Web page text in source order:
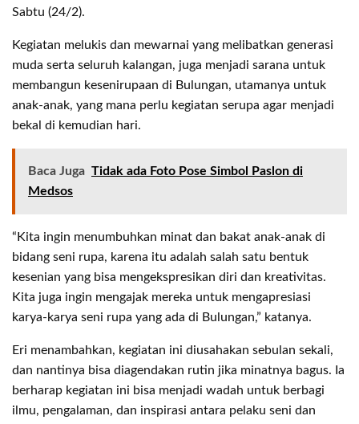
Sabtu (24/2).
Kegiatan melukis dan mewarnai yang melibatkan generasi
muda serta seluruh kalangan, juga menjadi sarana untuk
membangun kesenirupaan di Bulungan, utamanya untuk
anak-anak, yang mana perlu kegiatan serupa agar menjadi
bekal di kemudian hari.
Baca Juga Tidak ada Foto Pose Simbol Paslon di
Medsos
“Kita ingin menumbuhkan minat dan bakat anak-anak di
bidang seni rupa, karena itu adalah salah satu bentuk
kesenian yang bisa mengekspresikan diri dan kreativitas.
Kita juga ingin mengajak mereka untuk mengapresiasi
karya-karya seni rupa yang ada di Bulungan,” katanya.
Eri menambahkan, kegiatan ini diusahakan sebulan sekali,
dan nantinya bisa diagendakan rutin jika minatnya bagus. Ia
berharap kegiatan ini bisa menjadi wadah untuk berbagi
ilmu, pengalaman, dan inspirasi antara pelaku seni dan